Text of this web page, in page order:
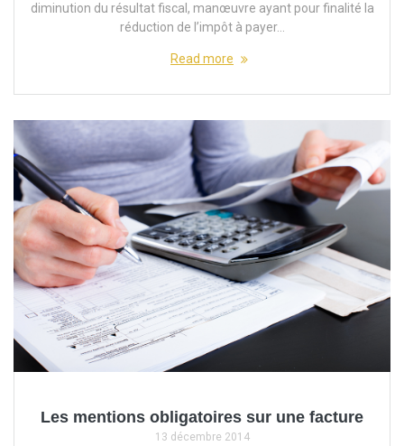
diminution du résultat fiscal, manœuvre ayant pour finalité la
réduction de l’impôt à payer…
Read more
Les mentions obligatoires sur une facture
13 décembre 2014